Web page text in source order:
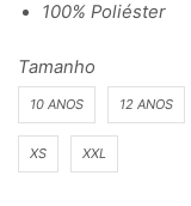
100% Poliéster
Tamanho
10 ANOS 12 ANOS
XS XXL